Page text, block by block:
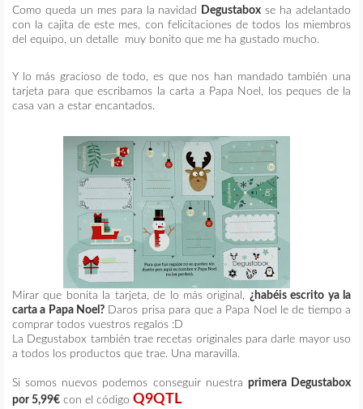
Como queda un mes para la navidad Degustabox se ha adelantado
con la cajita de este mes, con felicitaciones de todos los miembros
del equipo, un detalle muy bonito que me ha gustado mucho.
Y lo más gracioso de todo, es que nos han mandado también una
tarjeta para que escribamos la carta a Papa Noel, los peques de la
casa van a estar encantados.
Mirar que bonita la tarjeta, de lo más original, ¿habéis escrito ya la
carta a Papa Noel? Daros prisa para que a Papa Noel le de tiempo a
comprar todos vuestros regalos :D
La Degustabox también trae recetas originales para darle mayor uso
a todos los productos que trae. Una maravilla.
Si somos nuevos podemos conseguir nuestra primera Degustabox
por 5,99€ con el código Q9QTL